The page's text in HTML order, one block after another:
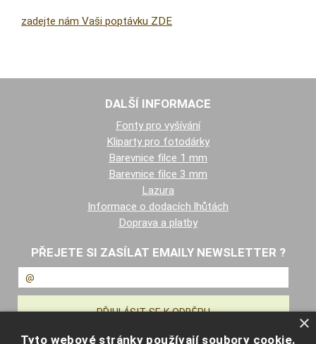
zadejte nám Vaši poptávku ZDE
DALŠÍ INFORMACE
Fonty pro vyšívání
Kliparty pro fotodárky
Barevnice filce 1 mm
Barevnice filce 3 mm
Lazura
Informace o dodacích lhůtách
Doprava a platby
PŘEJETE SI ZASÍLAT EMAILY NEWSLETTER ?
×
Tyto webové stránky používají soubory cookie.